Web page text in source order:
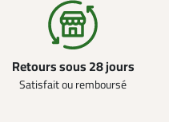
Retours sous 28 jours
Satisfait ou remboursé